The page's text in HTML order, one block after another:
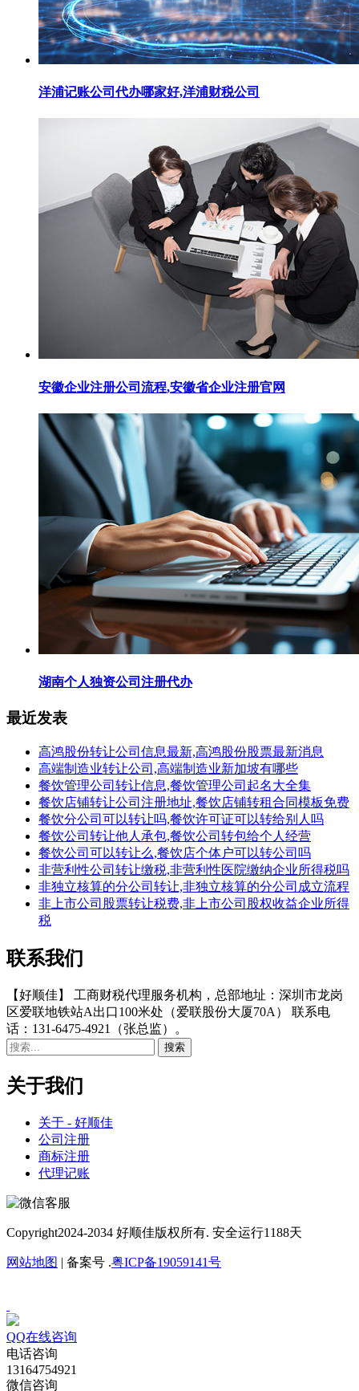
洋浦记账公司代办哪家好,洋浦财税公司
安徽企业注册公司流程,安徽省企业注册官网
湖南个人独资公司注册代办
最近发表
高鸿股份转让公司信息最新,高鸿股份股票最新消息
高端制造业转让公司,高端制造业新加坡有哪些
餐饮管理公司转让信息,餐饮管理公司起名大全集
餐饮店铺转让公司注册地址,餐饮店铺转租合同模板免费
餐饮分公司可以转让吗,餐饮许可证可以转给别人吗
餐饮公司转让他人承包,餐饮公司转包给个人经营
餐饮公司可以转让么,餐饮店个体户可以转公司吗
非营利性公司转让缴税,非营利性医院缴纳企业所得税吗
非独立核算的分公司转让,非独立核算的分公司成立流程
非上市公司股票转让税费,非上市公司股权收益企业所得
税
联系我们
【好顺佳】 工商财税代理服务机构，总部地址：深圳市龙岗
区爱联地铁站A出口100米处（爱联股份大厦70A） 联系电
话：131-6475-4921（张总监）。
关于我们
关于 - 好顺佳
公司注册
商标注册
代理记账
Copyright2024-2034 好顺佳版权所有. 安全运行1188天
网站地图 | 备案号 .粤ICP备19059141号
QQ在线咨询
电话咨询
13164754921
微信咨询